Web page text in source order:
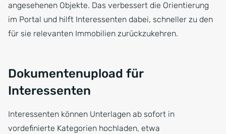
angesehenen Objekte. Das verbessert die Orientierung
im Portal und hilft Interessenten dabei, schneller zu den
für sie relevanten Immobilien zurückzukehren.
Dokumentenupload für
Interessenten
Interessenten können Unterlagen ab sofort in
vordefinierte Kategorien hochladen, etwa